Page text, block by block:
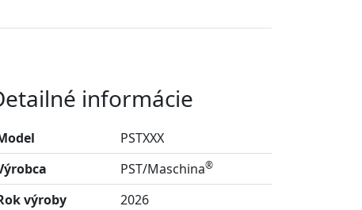
informácie
PSTXXX
PST/Maschina®
výroby 2026